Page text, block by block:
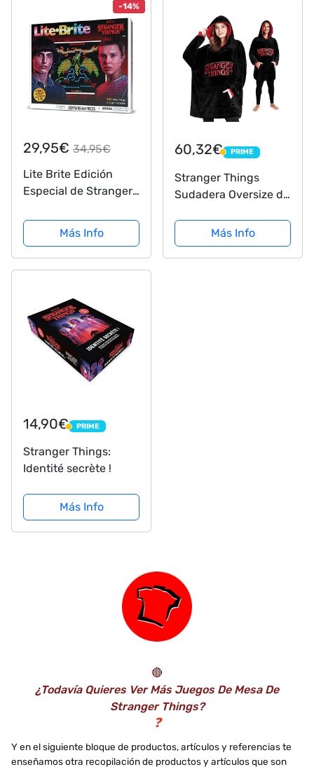
-14%
29,95€ 34,95€
Lite Brite Edición
Especial de Stranger
Las 4 Temporadas,
con Iconos y Temas
de la Popular Serie de
Netflix, Incluye 12
Más Info
60,32€ PRIME
PRIME
Stranger Things
Sudadera Oversize de
Más Info
14,90€ PRIME
PRIME
Stranger Things:
Identité secrète !
Más Info
🔴
¿Todavía Quieres Ver Más Juegos De Mesa De
Stranger Things?
❓
Y en el siguiente bloque de productos, artículos y referencias te
enseñamos otra recopilación de productos y artículos que son